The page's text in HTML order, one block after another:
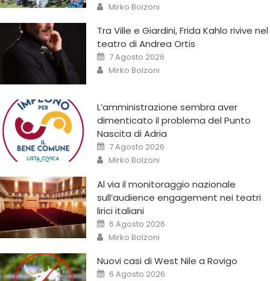
Mirko Bolzoni
Tra Ville e Giardini, Frida Kahlo rivive nel
teatro di Andrea Ortis
7 Agosto 2026
Mirko Bolzoni
L’amministrazione sembra aver
dimenticato il problema del Punto
Nascita di Adria
7 Agosto 2026
Mirko Bolzoni
Al via il monitoraggio nazionale
sull’audience engagement nei teatri
lirici italiani
6 Agosto 2026
Mirko Bolzoni
Nuovi casi di West Nile a Rovigo
6 Agosto 2026